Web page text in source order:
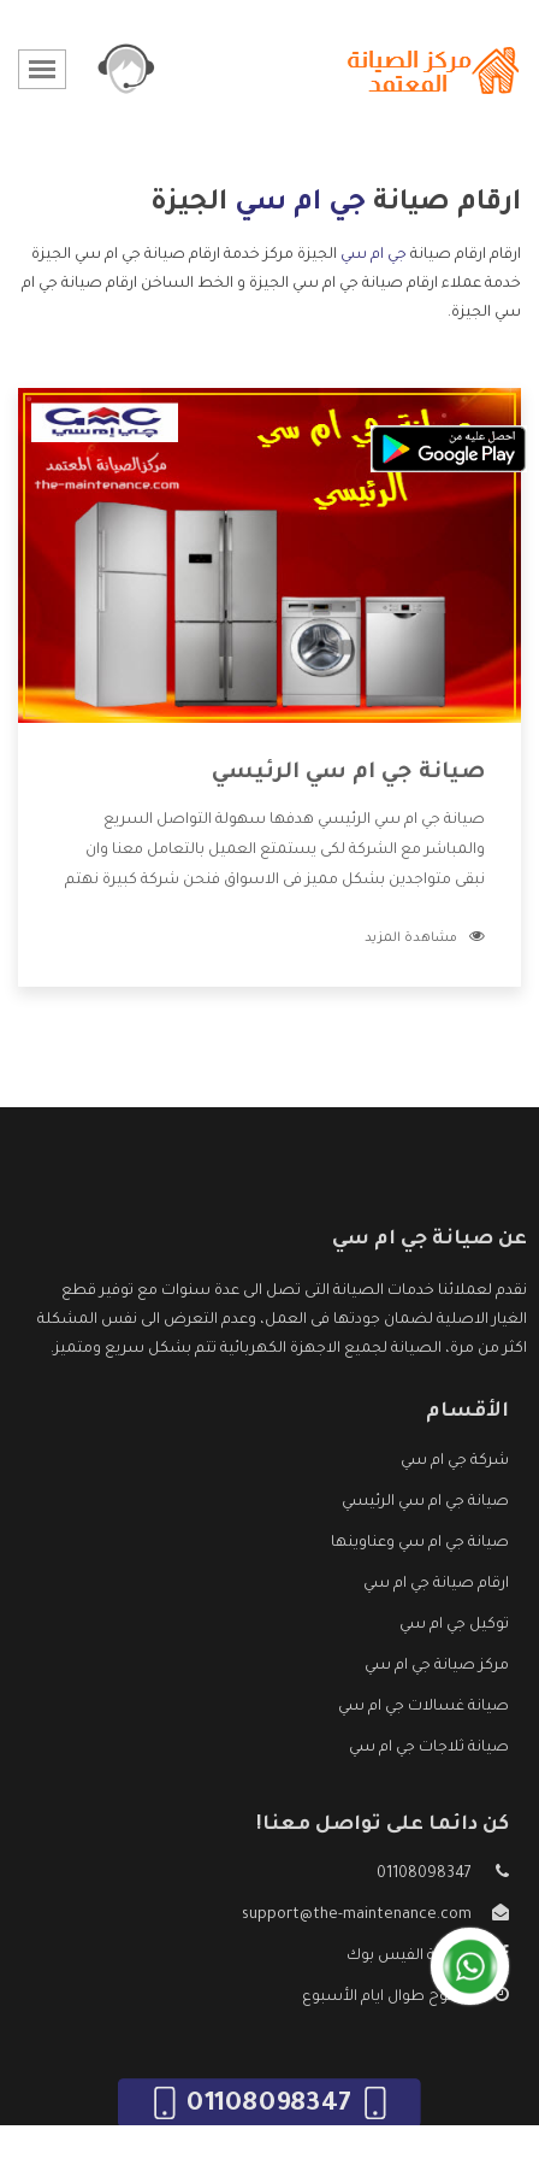
ارقام صيانة جي ام سي الجيزة
ارقام ارقام صيانة جي ام سي الجيزة مركز خدمة ارقام صيانة جي ام سي الجيزة
خدمة عملاء ارقام صيانة جي ام سي الجيزة و الخط الساخن ارقام صيانة جي ام
سي الجيزة.
صيانة جي ام سي الرئيسي
صيانة جي ام سي الرئيسي هدفها سهولة التواصل السريع
والمباشر مع الشركة لكى يستمتع العميل بالتعامل معنا وان
نبقى متواجدين بشكل مميز فى الاسواق فنحن شركة كبيرة نهتم
الشركة بها والتى تكون منها خدمة الصيانة التى تكون من أهم
مشاهدة المزيد
عن صيانة جي ام سي
نقدم لعملائنا خدمات الصيانة التى تصل الى عدة سنوات مع توفير قطع
الغيار الاصلية لضمان جودتها فى العمل، وعدم التعرض الى نفس المشكلة
اكثر من مرة، الصيانة لجميع الاجهزة الكهربائية تتم بشكل سريع ومتميز.
الأقسام
شركة جي ام سي
صيانة جي ام سي الرئيسي
صيانة جي ام سي وعناوينها
ارقام صيانة جي ام سي
توكيل جي ام سي
مركز صيانة جي ام سي
صيانة غسالات جي ام سي
صيانة ثلاجات جي ام سي
كن دائما على تواصل معنا!
01108098347
support@the-maintenance.com
صفحة الفيس بوك
مفتوح طوال ايام الأسبوع
01108098347